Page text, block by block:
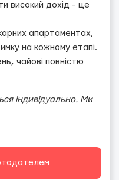
високий дохід - це
апартаментах,
на кожному етапі.
чайові повністю
індивідуально. Ми